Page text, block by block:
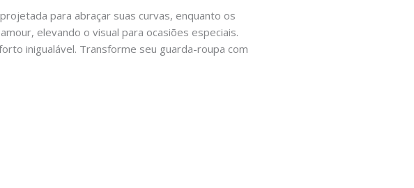
para abraçar suas curvas, enquanto os
elevando o visual para ocasiões especiais.
inigualável. Transforme seu guarda-roupa com